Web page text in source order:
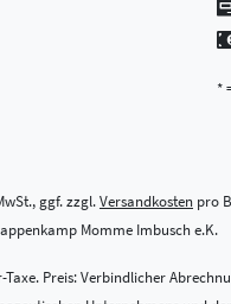
*
ggf. zzgl.Versandkosten pro
Momme Imbusch e.K.
Preis: Verbindlicher